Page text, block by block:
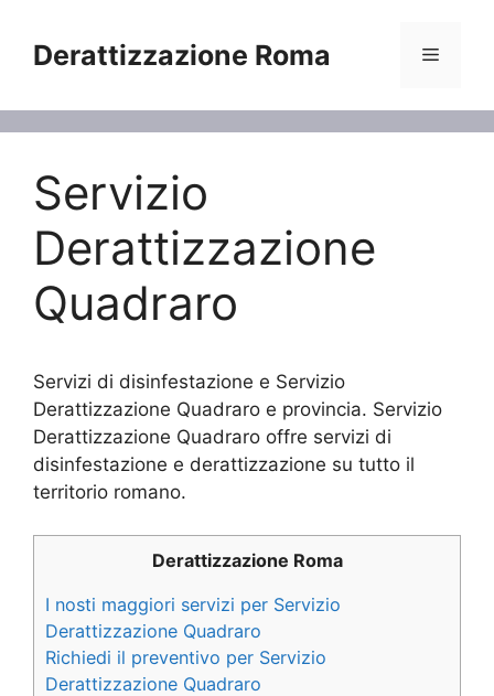
contenuto
Derattizzazione Roma Menu
Servizio
Derattizzazione
Quadraro
Servizi di disinfestazione e Servizio
Derattizzazione Quadraro e provincia. Servizio
Derattizzazione Quadraro offre servizi di
disinfestazione e derattizzazione su tutto il
territorio romano.
Derattizzazione Roma
I nosti maggiori servizi per Servizio
Derattizzazione Quadraro
Richiedi il preventivo per Servizio
Derattizzazione Quadraro